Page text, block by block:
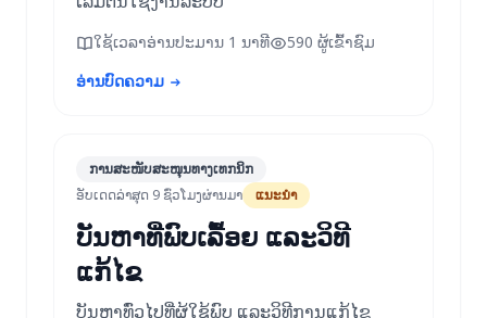
ໃຊ້ເວລາອ່ານປະມານ 1 ນາທີ
590 ຜູ້ເຂົ້າຊົມ
ອ່ານບົດຄວາມ
ການສະໜັບສະໜຸນທາງເທກນິກ
ອັບເດດລ່າສຸດ 9 ຊົ່ວໂມງຜ່ານມາ
ແນະນຳ
ບັນຫາທີ່ພົບເລື້ອຍ ແລະວິທີ
ແກ້ໄຂ
ບັນຫາທົ່ວໄປທີ່ຜູ້ໃຊ້ພົບ ແລະວິທີການແກ້ໄຂ